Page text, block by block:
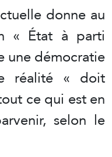
donne au
« État à parti
une démocratie
réalité « doit
ce qui est en
selon le